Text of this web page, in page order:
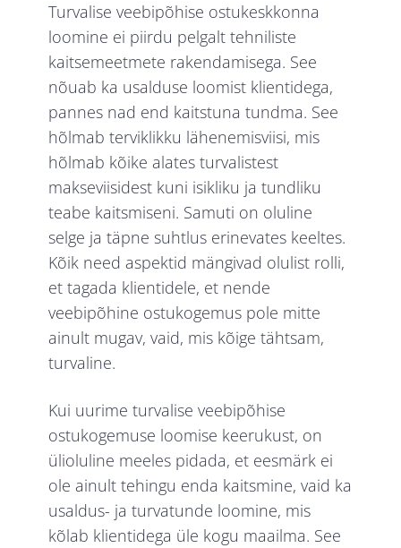
Turvalise veebipõhise ostukeskkonna
loomine ei piirdu pelgalt tehniliste
kaitsemeetmete rakendamisega. See
nõuab ka usalduse loomist klientidega,
pannes nad end kaitstuna tundma. See
hõlmab terviklikku lähenemisviisi, mis
hõlmab kõike alates turvalistest
makseviisidest kuni isikliku ja tundliku
teabe kaitsmiseni. Samuti on oluline
selge ja täpne suhtlus erinevates keeltes.
Kõik need aspektid mängivad olulist rolli,
et tagada klientidele, et nende
veebipõhine ostukogemus pole mitte
ainult mugav, vaid, mis kõige tähtsam,
turvaline.
Kui uurime turvalise veebipõhise
ostukogemuse loomise keerukust, on
ülioluline meeles pidada, et eesmärk ei
ole ainult tehingu enda kaitsmine, vaid ka
usaldus- ja turvatunde loomine, mis
kõlab klientidega üle kogu maailma. See